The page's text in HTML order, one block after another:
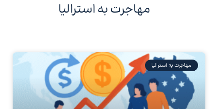
مهاجرت به استرالیا
مهاجرت به استرالیا